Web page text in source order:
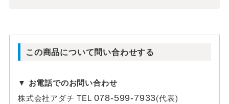
この商品について問い合わせする
▼ お電話でのお問い合わせ
株式会社アダチTEL 078-599-7933(代表)